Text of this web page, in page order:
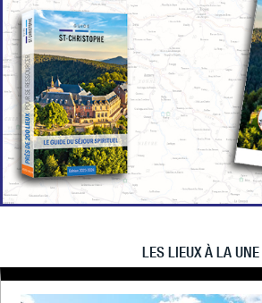
LES LIEUX À LA UNE